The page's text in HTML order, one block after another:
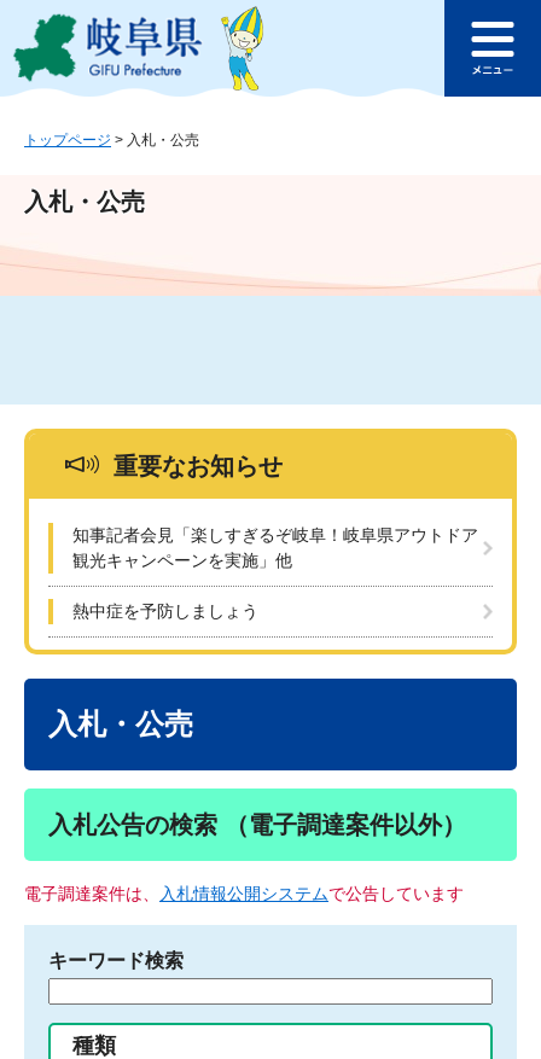
ジ
ュ
文
このページの本文へ
ュ
トップページ > 入札・公売
入札・公売
重要なお知らせ
知事記者会見「楽しすぎるぞ岐阜！岐阜県アウトドア
観光キャンペーンを実施」他
熱中症を予防しましょう
入札・公売
入札公告の検索 （電子調達案件以外）
電子調達案件は、 入札情報公開システムで公告しています
キーワード検索
種類